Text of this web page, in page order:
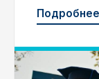
Подробнее